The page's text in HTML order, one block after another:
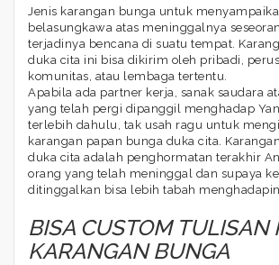
Jenis karangan bunga untuk
belasungkawa atas meninggalnya
terjadinya bencana di suatu tempat.
duka cita ini bisa dikirim oleh pribadi,
komunitas, atau lembaga tertentu.
Apabila ada partner kerja, sanak saudara
yang telah pergi dipanggil menghadap
terlebih dahulu, tak usah ragu untuk
karangan papan bunga duka cita.
duka cita adalah penghormatan terakhir
orang yang telah meninggal dan supaya
ditinggalkan bisa lebih tabah
BISA CUSTOM TULISAN
KARANGAN BUNGA